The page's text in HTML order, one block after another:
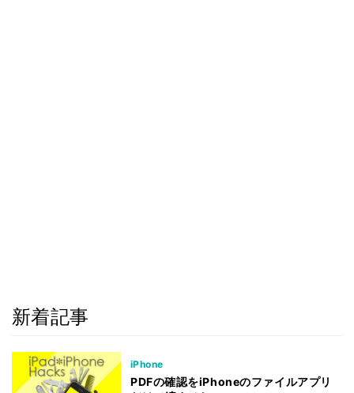
新着記事
iPhone
PDFの確認をiPhoneのファイルアプリ